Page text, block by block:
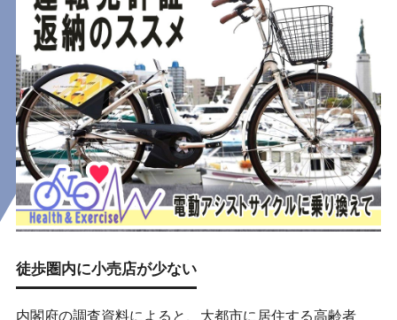
徒歩圏内に小売店が少ない
内閣府の調査資料によると、大都市に居住する高齢者